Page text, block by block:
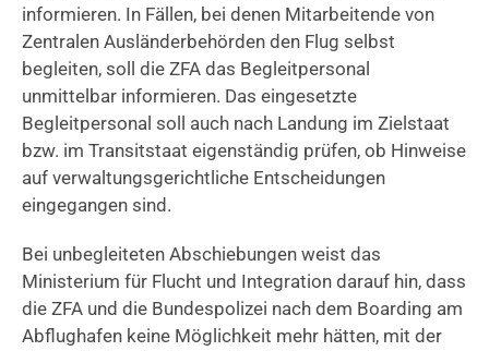
informieren. In Fällen, bei denen Mitarbeitende von
Zentralen Ausländerbehörden den Flug selbst
begleiten, soll die ZFA das Begleitpersonal
unmittelbar informieren. Das eingesetzte
Begleitpersonal soll auch nach Landung im Zielstaat
bzw. im Transitstaat eigenständig prüfen, ob Hinweise
auf verwaltungsgerichtliche Entscheidungen
eingegangen sind.
Bei unbegleiteten Abschiebungen weist das
Ministerium für Flucht und Integration darauf hin, dass
die ZFA und die Bundespolizei nach dem Boarding am
Abflughafen keine Möglichkeit mehr hätten, mit der